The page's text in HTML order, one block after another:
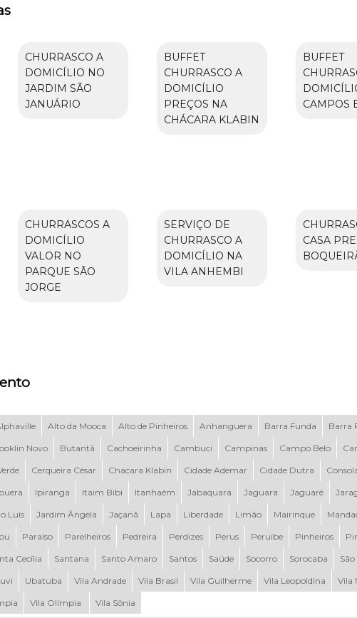
CHURRASCO A
DOMICÍLIO NO
JARDIM SÃO
JANUÁRIO
BUFFET
CHURRASCO A
DOMICÍLIO
PREÇOS NA
CHÁCARA KLABIN
BUFFET
CAMPOS
CHURRASCOS A
DOMICÍLIO
VALOR NO
PARQUE SÃO
JORGE
SERVIÇO DE
CHURRASCO A
DOMICÍLIO NA
VILA ANHEMBI
CASA
Alto da Mooca Alto de Pinheiros Anhanguera Barra Funda Barra
Novo Butantã Cachoeirinha Cambuci Campinas Campo Belo
Cerqueira César Chacara Klabin Cidade Ademar Cidade Dutra
Ipiranga Itaim Bibi Itanhaém Jabaquara Jaguara Jaguaré
Luís Jardim Ângela Jaçanã Lapa Liberdade Limão Mairinque
Paraíso Parelheiros Pedreira Perdizes Perus Peruíbe Pinheiros
Cecília Santana Santo Amaro Santos Saúde Socorro Sorocaba
Ubatuba Vila Andrade Vila Brasil Vila Guilherme Vila Leopoldina Vila
Vila Olímpia Vila Sônia